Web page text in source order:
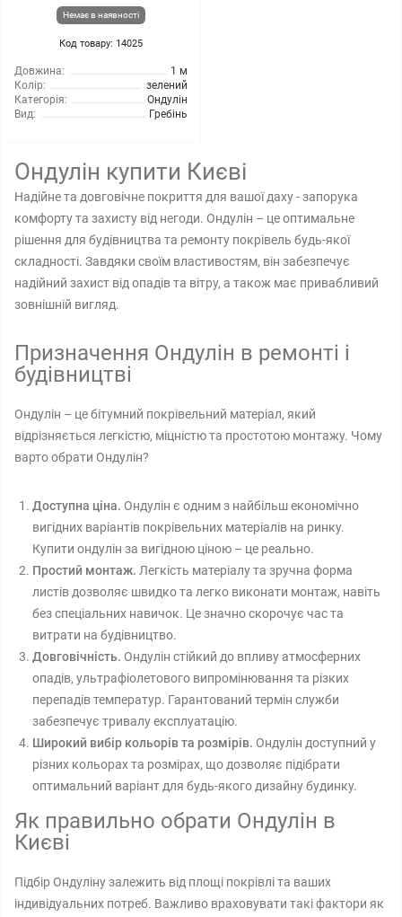
Немає в наявності
Код товару: 14025
Довжина:
1 м
Колір:
зелений
Категорія:
Ондулін
Вид:
Гребінь
Ондулін купити Києві
Надійне та довговічне покриття для вашої даху - запорука
комфорту та захисту від негоди. Ондулін – це оптимальне
рішення для будівництва та ремонту покрівель будь-якої
складності. Завдяки своїм властивостям, він забезпечує
надійний захист від опадів та вітру, а також має привабливий
зовнішній вигляд.
Призначення Ондулін в ремонті і
будівництві
Ондулін – це бітумний покрівельний матеріал, який
відрізняється легкістю, міцністю та простотою монтажу. Чому
варто обрати Ондулін?
Доступна ціна. Ондулін є одним з найбільш економічно
вигідних варіантів покрівельних матеріалів на ринку.
Купити ондулін за вигідною ціною – це реально.
Простий монтаж. Легкість матеріалу та зручна форма
листів дозволяє швидко та легко виконати монтаж, навіть
без спеціальних навичок. Це значно скорочує час та
витрати на будівництво.
Довговічність. Ондулін стійкий до впливу атмосферних
опадів, ультрафіолетового випромінювання та різких
перепадів температур. Гарантований термін служби
забезпечує тривалу експлуатацію.
Широкий вибір кольорів та розмірів. Ондулін доступний у
різних кольорах та розмірах, що дозволяє підібрати
оптимальний варіант для будь-якого дизайну будинку.
Як правильно обрати Ондулін в
Києві
Підбір Ондуліну залежить від площі покрівлі та ваших
індивідуальних потреб. Важливо враховувати такі фактори як